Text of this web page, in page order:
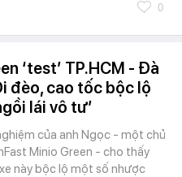
0
‘test’ TP.HCM - Đà
đèo, cao tốc bộc lộ
lái vô tư’
của anh Ngọc - một chủ
Minio Green - cho thấy
này bộc lộ một số nhược